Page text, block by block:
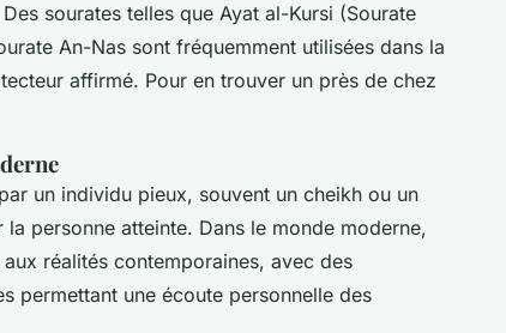
sourates telles que Ayat al-Kursi (Sourate
An-Nas sont fréquemment utilisées dans la
affirmé. Pour en trouver un près de chez
un individu pieux, souvent un cheikh ou un
personne atteinte. Dans le monde moderne,
réalités contemporaines, avec des
permettant une écoute personnelle des